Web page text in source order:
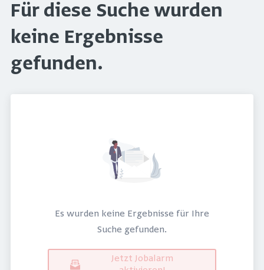
Für diese Suche wurden
keine Ergebnisse
gefunden.
Es wurden keine Ergebnisse für Ihre
Suche gefunden.
Jetzt Jobalarm